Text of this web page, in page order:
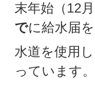
末年始（12
でに給水届
水道を使用
っています